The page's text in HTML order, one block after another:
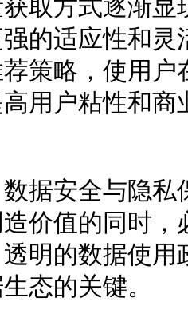
方式逐渐显
的适应性和
策略，使用
用户粘性和商
安全与隐私
价值的同时
明的数据使
态的关键。